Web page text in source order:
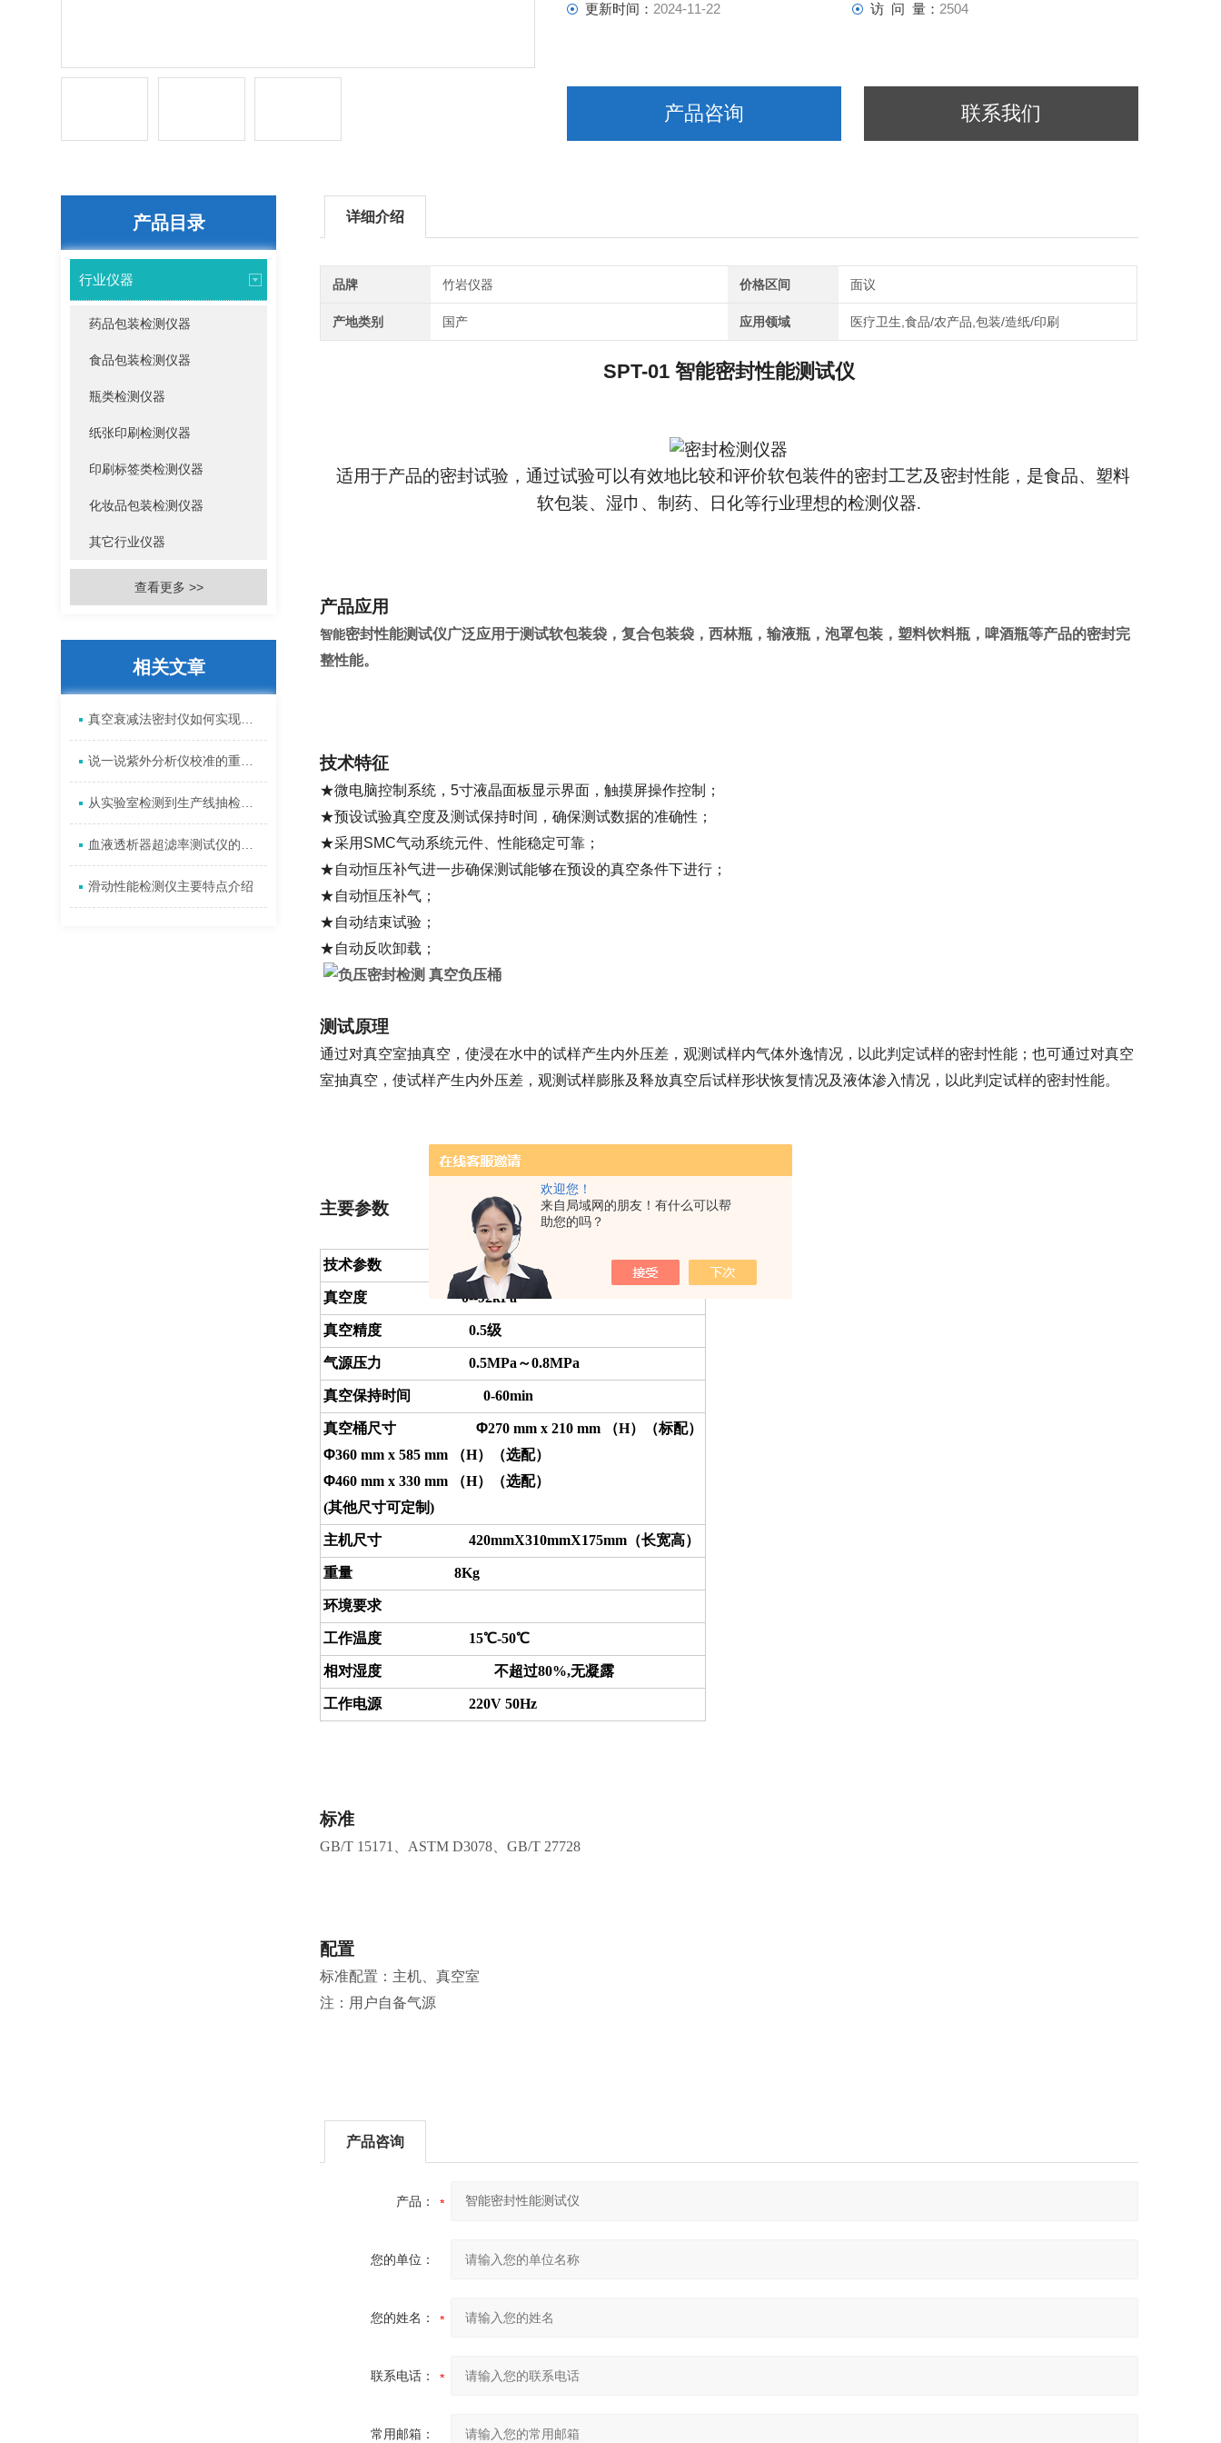
欢迎您！
来自局域网的朋友！有什么可以帮
助您的吗？
更新时间： 2024-11-22 访 问 量： 2504
产品咨询 联系我们
详细介绍
品牌 竹岩仪器 价格区间 面议
产地类别 国产 应用领域 医疗卫生,食品/农产品,包装/造纸/印刷
SPT-01 智能密封性能测试仪
适用于产品的密封试验，通过试验可以有效地比较和评价软包装件的密封工艺及密封性能，是食品、塑料
软包装、湿巾、制药、日化等行业理想的检测仪器.
产品应用
智能密封性能测试仪广泛应用于测试软包装袋，复合包装袋，西林瓶，输液瓶，泡罩包装，塑料饮料瓶，啤酒瓶等产品的密封完
整性能。
技术特征
★微电脑控制系统， 5寸液晶面板显示界面，触摸屏操作控制；
★预设试验真空度及测试保持时间，确保测试数据的准确性；
★采用 SMC气动系统元件、性能稳定可靠；
★自动恒压补气进一步确保测试能够在预设的真空条件下进行；
★自动恒压补气；
★自动结束试验；
★自动反吹卸载；
真空负压桶
测试原理
通过对真空室抽真空，使浸在水中的试样产生内外压差，观测试样内气体外逸情况，以此判定试样的密封性能；也可通过对真空
室抽真空，使试样产生内外压差，观测试样膨胀及释放真空后试样形状恢复情况及液体渗入情况，以此判定试样的密封性能。
主要参数
技术参数
真空度 0--92kPa
真空精度 0.5级
气源压力 0.5MPa～0.8MPa
真空保持时间 0-60min
真空桶尺寸 Φ270 mm x 210 mm
（H）（标配）
Φ360 mm x 585 mm
（H）（选配）
Φ460 mm x 330 mm
（H）（选配）
(其他尺寸可定制)
主机尺寸 420mmX310mmX175mm（长宽高）
重量 8Kg
环境要求
工作温度 15℃-50℃
相对湿度 不超过80%,无凝露
工作电源 220V 50Hz
标准
GB/T 15171 、ASTM D3078、GB/T 27728
配置
标准配置：主机、真空室
注：用户自备气源
产品咨询
产品：
您的单位：
您的姓名：
联系电话：
常用邮箱：
产品目录
行业仪器
药品包装检测仪器
食品包装检测仪器
瓶类检测仪器
纸张印刷检测仪器
印刷标签类检测仪器
化妆品包装检测仪器
其它行业仪器
查看更多 >>
相关文章
滑动性能检测仪主要特点介绍